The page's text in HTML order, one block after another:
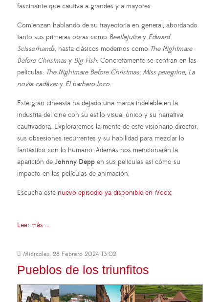
fascinante que cautiva a grandes y a mayores.
Comienzan hablando de su trayectoria en general, abordando
tanto sus primeras obras como Beetlejuicey Edward
Scissorhands, hasta clásicos modernos como The Nightmare
Before Christmas y Big Fish. Concretamente se centran en las
películas: The Nightmare Before Christmas, Miss peregrine, La
novia cadávery El barbero loco.
Este gran cineasta ha dejado una marca indeleble en la
industria del cine con su estilo visual único y su narrativa
cautivadora. Exploraremos la mente de este visionario director,
sus obsesiones recurrentes y su habilidad para mezclar lo
fantástico con lo humano. Además nos mencionarán la
aparición de Johnny Depp en sus películas así cómo su
impacto en las películas de animación.
Escucha este nuevo episodio ya disponible en iVoox.
Leer más ...
Miércoles, 28 Febrero 2024 13:02
Pueblos de los triunfitos